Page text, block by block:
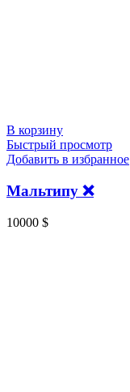
В корзину
Быстрый просмотр
Добавить в избранное
Мальтипу ❌
10000 $